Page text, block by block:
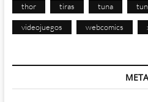
thor tiras tuna
videojuegos webcomics
META